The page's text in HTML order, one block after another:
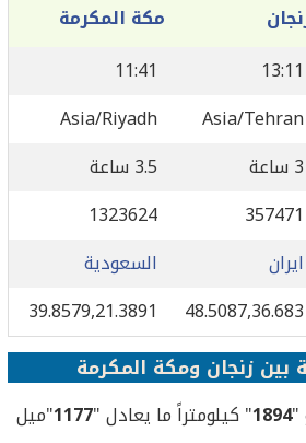
مكة المكرمة
13:11
11:41
Asia/Tehran
Asia/Riyadh
3 ساعة
3.5 ساعة
357471
1323624
ايران
السعودية
48.5087,36.683
39.8579,21.3891
بين زنجان ومكة المكرمة
"
1894" كيلومتراً ما يعادل "1177"ميل